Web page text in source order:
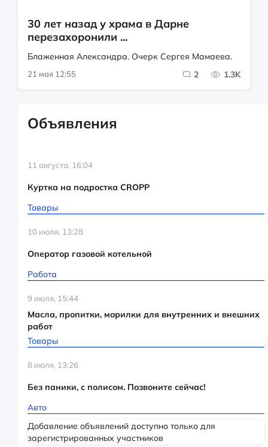
30 лет назад у храма в Дарне
перезахоронили ...
Блаженная Александра. Очерк Сергея Мамаева.
21 мая 12:55 2 1.3K
Объявления
11 августа, 16:04
Куртка на подростка CROPP
Товары
10 июля, 13:28
Оператор газовой котельной
Работа
9 июля, 15:44
Масла, пропитки, морилки для внутренних и внешних
работ
Товары
8 июля, 13:26
Без паники, с полисом. Позвоните сейчас!
Авто
Добавление объявлений доступно только для
зарегистрированных участников